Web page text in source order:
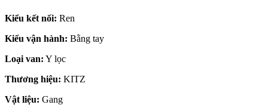
Kiểu kết nối: Ren
Kiểu vận hành: Bằng tay
Loại van: Y lọc
Thương hiệu: KITZ
Vật liệu: Gang